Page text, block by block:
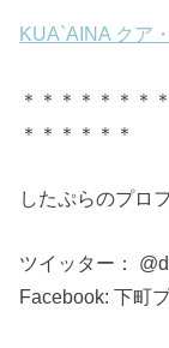
KUA`AINA クア
＊＊＊＊＊＊＊
＊＊＊＊＊＊
したぷらのプロ
ツイッター：
Facebook: 下町